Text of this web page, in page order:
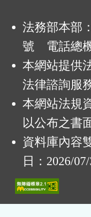
法務部本部
號 電話總機
本網站提供
法律諮詢服
本網站法規
以公布之書
資料庫內容
日：2026/